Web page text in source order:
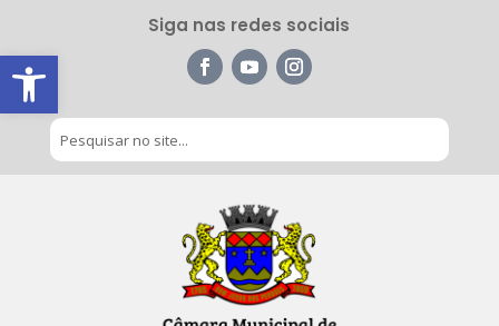
Barra de Ferramentas Aberta
Siga nas redes sociais